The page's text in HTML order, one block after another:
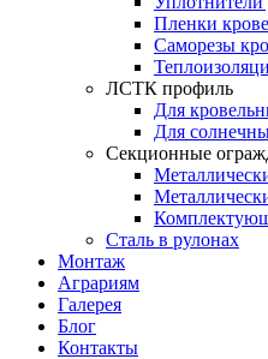
Пленки
Саморезы
ЛСТК профиль
Для
Для
Секционные
Сталь в рулонах
Монтаж
Аграриям
Галерея
Блог
Контакты